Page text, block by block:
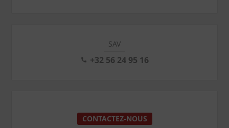
SAV
+32 56 24 95 16
CONTACTEZ-NOUS